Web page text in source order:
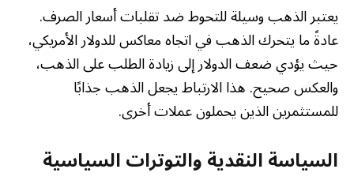
يعتبر الذهب وسيلة للتحوط ضد تقلبات أسعار الصرف.
عادةً ما يتحرك الذهب في اتجاه معاكس للدولار الأمريكي،
حيث يؤدي ضعف الدولار إلى زيادة الطلب على الذهب،
والعكس صحيح. هذا الارتباط يجعل الذهب جذابًا
للمستثمرين الذين يحملون عملات أخرى.
السياسة النقدية والتوترات السياسية